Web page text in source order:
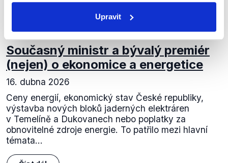
Upravit
OVĚŘENO
Současný ministr a bývalý premiér
(nejen) o ekonomice a energetice
16. dubna 2026
Ceny energií, ekonomický stav České republiky,
výstavba nových bloků jaderných elektráren
v Temelíně a Dukovanech nebo poplatky za
obnovitelné zdroje energie. To patřilo mezi hlavní
témata...